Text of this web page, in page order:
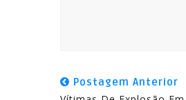
Postagem Anterior